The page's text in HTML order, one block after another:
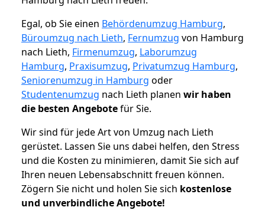
Egal, ob Sie einen Behördenumzug Hamburg,
Büroumzug nach Lieth, Fernumzug von Hamburg
nach Lieth, Firmenumzug, Laborumzug
Hamburg, Praxisumzug, Privatumzug Hamburg,
Seniorenumzug in Hamburg oder
Studentenumzug nach Lieth planen wir haben
die besten Angebotefür Sie.
Wir sind für jede Art von Umzug nach Lieth
gerüstet. Lassen Sie uns dabei helfen, den Stress
und die Kosten zu minimieren, damit Sie sich auf
Ihren neuen Lebensabschnitt freuen können.
Zögern Sie nicht und holen Sie sich kostenlose
und unverbindliche Angebote!